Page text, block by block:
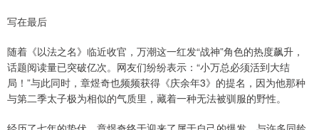
写在最后
随着《以法之名》临近收官，万潮这一红发“战神”角色的热度飙升，
话题阅读量已突破亿次。网友们纷纷表示：“小万总必须活到大结
局！”与此同时，章煜奇也频频获得《庆余年3》的提名，因为他那种
与第二季太子极为相似的气质里，藏着一种无法被驯服的野性。